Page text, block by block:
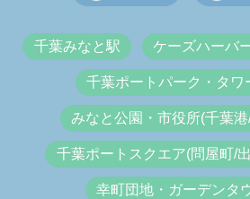
千葉みなと駅 ケーズハーバ
千葉ポートパーク・タワ
みなと公園・市役所(千葉
千葉ポートスクエア(問屋町/
幸町団地・ガーデンタ